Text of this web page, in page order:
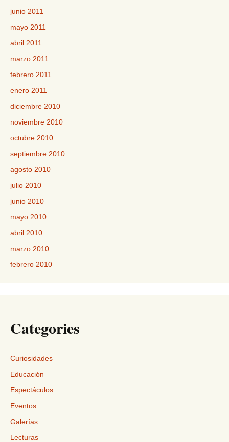
junio 2011
mayo 2011
abril 2011
marzo 2011
febrero 2011
enero 2011
diciembre 2010
noviembre 2010
octubre 2010
septiembre 2010
agosto 2010
julio 2010
junio 2010
mayo 2010
abril 2010
marzo 2010
febrero 2010
Categories
Curiosidades
Educación
Espectáculos
Eventos
Galerías
Lecturas